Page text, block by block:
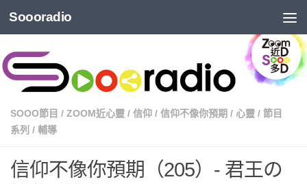
Soooradio
SOOO節目 / ZOOM近心靈 / 信仰 / 信仰不像你預期 / 心靈 / 節目
系列 / 輔導
信仰不像你預期（205）- 君王の